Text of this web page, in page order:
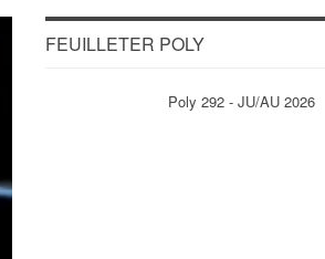
FEUILLETER POLY
Poly 292 - JU/AU 2026